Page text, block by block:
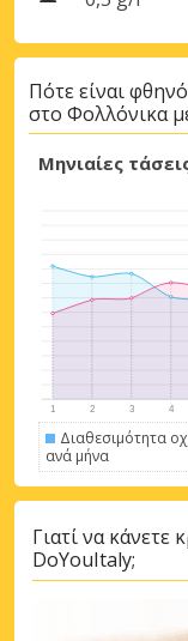
Μεγάλες
Αποκτήστε
Πότε είναι
στο Φολλόνικα
Μηνιαίες
Διαθεσιμότητα
ανά μήνα
Γιατί να κάνετε
DoYouItaly;